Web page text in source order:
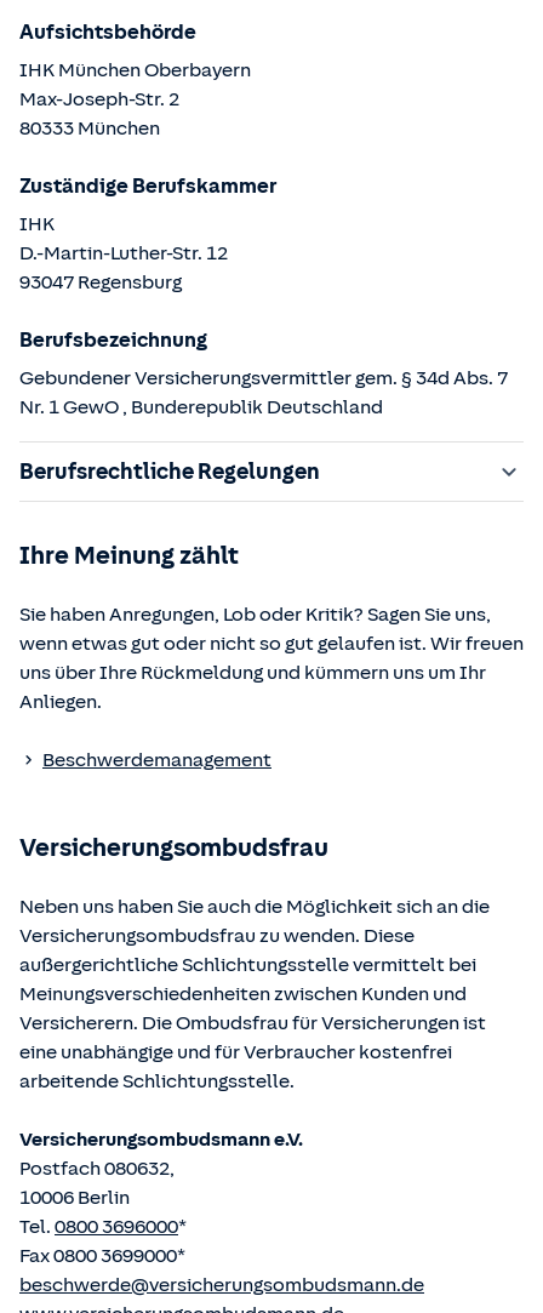
Aufsichtsbehörde
IHK München Oberbayern
Max-Joseph-Str. 2
80333 München
Zuständige Berufskammer
IHK
D.-Martin-Luther-Str. 12
93047 Regensburg
Berufsbezeichnung
Gebundener Versicherungsvermittler gem. § 34d Abs. 7
Nr. 1 GewO , Bunderepublik Deutschland
Berufsrechtliche Regelungen
§§ 59 – 68 Gesetz über den Versicherungsvertrag
§ 48b Versicherungsaufsichtsgesetz (VAG)
Verordnung über die Versicherungsvermittlung und -
Die berufsrechtlichen Regelungen können über die vom
eingesehen und abgerufen werden.
Ihre Meinung zählt
Sie haben Anregungen, Lob oder Kritik? Sagen Sie uns,
wenn etwas gut oder nicht so gut gelaufen ist. Wir freuen
uns über Ihre Rückmeldung und kümmern uns um Ihr
Anliegen.
Beschwerdemanagement
Versicherungsombudsfrau
Neben uns haben Sie auch die Möglichkeit sich an die
Versicherungsombudsfrau zu wenden. Diese
außergerichtliche Schlichtungsstelle vermittelt bei
Meinungsverschiedenheiten zwischen Kunden und
Versicherern. Die Ombudsfrau für Versicherungen ist
eine unabhängige und für Verbraucher kostenfrei
arbeitende Schlichtungsstelle.
Versicherungsombudsmann e.V.
Postfach 080632,
10006 Berlin
Tel. 0800 3696000*
Fax 0800 3699000*
beschwerde@versicherungsombudsmann.de